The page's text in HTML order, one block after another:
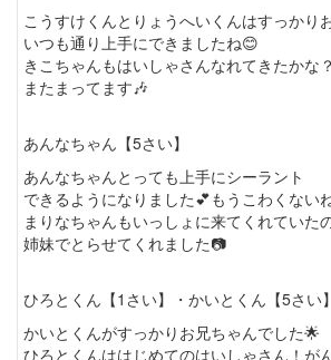
こうすけくんとりょうへいくんはすっかり
いつも通り上手にできましたね😊
きこちゃんもはいしゃさんなれてきたかな？
またまってます🎶
あんなちゃん【5さい】
あんなちゃんとっても上手にシーラント
できるようになりました💕もうこわくない
まりなちゃんもいっしょに来てくれていた
姉妹でとらせてくれました📷
ひろとくん【1さい】・かいとくん【5さい】
かいとくんがすっかりお兄ちゃんでした🌟
ひろとくんははじめてのはいしゃさん！が